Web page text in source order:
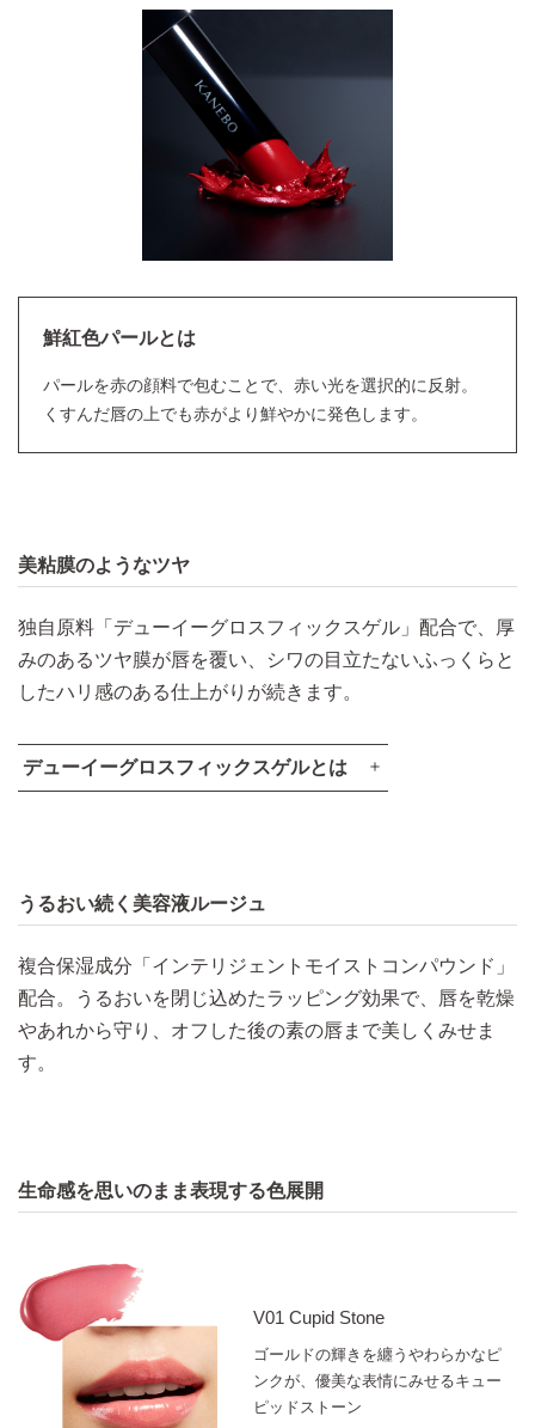
鮮紅色パールとは
パールを赤の顔料で包むことで、赤い光を選択的に反射。
くすんだ唇の上でも赤がより鮮やかに発色します。
美粘膜のようなツヤ
独自原料「デューイーグロスフィックスゲル」配合で、厚
みのあるツヤ膜が唇を覆い、シワの目立たないふっくらと
したハリ感のある仕上がりが続きます。​
デューイーグロスフィックスゲルとは
法線応力
うるおい続く美容液ルージュ​
複合保湿成分「インテリジェントモイストコンパウンド」
配合。うるおいを閉じ込めたラッピング効果で、唇を乾燥
やあれから守り、オフした後の素の唇まで美しくみせま
す。​
生命感を思いのまま表現する色展開
V01 Cupid Stone
ゴールドの輝きを纏うやわらかなピ
ンクが、優美な表情にみせるキュー
ピッドストーン